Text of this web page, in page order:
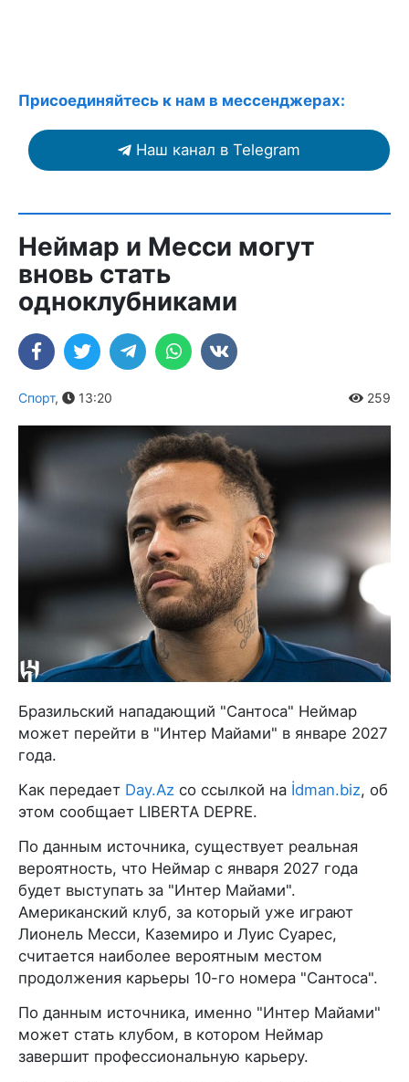
Присоединяйтесь к нам в мессенджерах:
Наш канал в Telegram
Неймар и Месси могут
вновь стать
одноклубниками
Спорт, 13:20 259
Бразильский нападающий "Сантоса" Неймар
может перейти в "Интер Майами" в январе 2027
года.
Как передает Day.Az со ссылкой на İdman.biz, об
этом сообщает LIBERTA DEPRE.
По данным источника, существует реальная
вероятность, что Неймар с января 2027 года
будет выступать за "Интер Майами".
Американский клуб, за который уже играют
Лионель Месси, Каземиро и Луис Суарес,
считается наиболее вероятным местом
продолжения карьеры 10-го номера "Сантоса".
По данным источника, именно "Интер Майами"
может стать клубом, в котором Неймар
завершит профессиональную карьеру.